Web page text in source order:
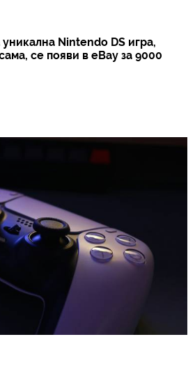
Nintendo DS игра,
се появи в eBay за 9000